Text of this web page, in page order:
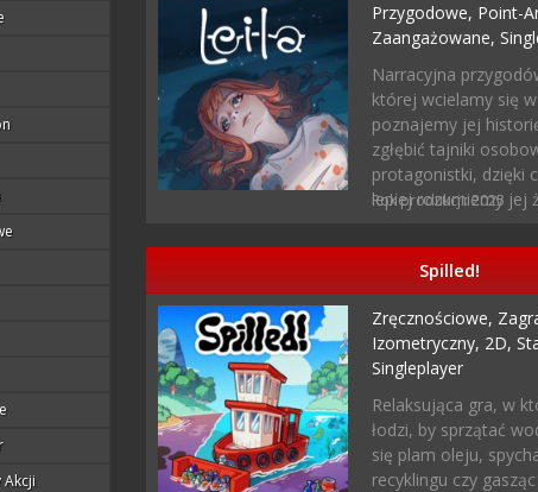
Akcji
Przygodowe, Point-
Zaangażowane,
Narracyjna
której wcielamy się
poznajemy jej
zgłębić tajniki
protagonistki, dzięki
lepiej rozumiemy jej
Rok produkcji: 2025
Spilled!
Zręcznościowe,
Izometryczny, 2D,
Singleplayer
Relaksująca gra, w
łodzi, by sprzątać
się plam oleju,
recyklingu czy